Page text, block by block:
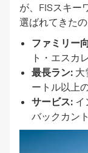
が、FISスキー
選ばれてきたの
ファミリー
ト・エスカ
最長ラン: 大
ートル以上
サービス: イ
バックカン